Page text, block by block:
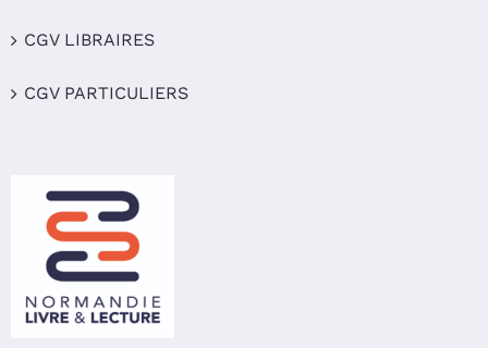
CGV LIBRAIRES
CGV PARTICULIERS